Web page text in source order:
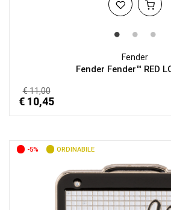
Fender
Fender Fender™ RED
€ 11,00
€ 10,45
-5% ORDINABILE